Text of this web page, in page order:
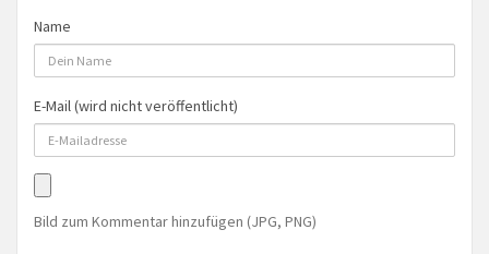
Name
E-Mail (wird nicht veröffentlicht)
Bild zum Kommentar hinzufügen (JPG, PNG)